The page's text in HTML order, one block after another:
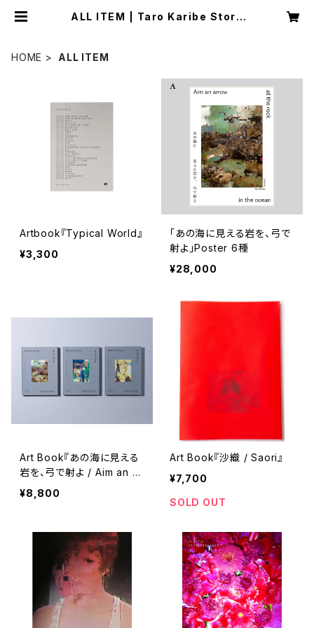
ALL ITEM | Taro Karibe Store
HOME ALL ITEM
Artbook『Typical World』
¥3,300
「あの海に見える岩を、弓で
射よ」Poster 6種
¥28,000
Art Book『あの海に見える
岩を、弓で射よ / Aim an Ar
row at the Rock in the
Ocean』
¥8,800
Art Book『沙織 / Saori』
¥7,700
SOLD OUT